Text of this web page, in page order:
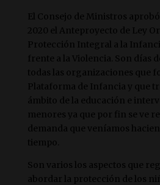
El Consejo de Ministros
2020 el Anteproyecto de Ley
Protección Integral a la
frente a la Violencia. Son días
todas las organizaciones que
Plataforma de Infancia y que
ámbito de la educación e
menores ya que por fin se ve
demanda que veníamos
tiempo.
Son varios los aspectos que
abordar la protección de los